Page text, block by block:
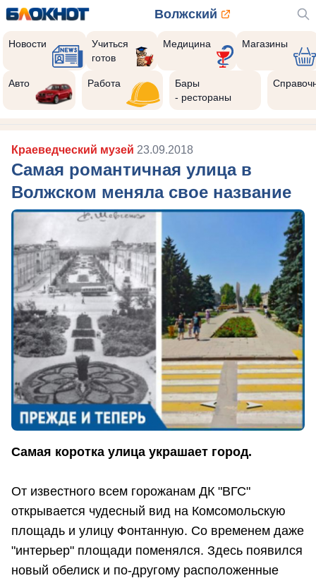
Волжский
Новости
Учиться
готов
Медицина Магазины
Авто Работа
Бары
- рестораны
Краеведческий музей 23.09.2018
Самая романтичная улица в
Волжском меняла свое название
Самая коротка улица украшает город.
От известного всем горожанам ДК "ВГС"
открывается чудесный вид на Комсомольскую
площадь и улицу Фонтанную. Со временем даже
"интерьер" площади поменялся. Здесь появился
новый обелиск и по-другому расположенные